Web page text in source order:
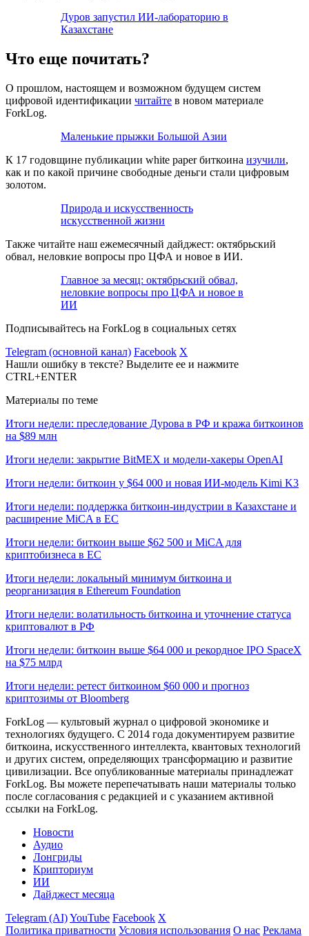
Дуров запустил ИИ-лабораторию в
Казахстане
Что еще почитать?
О прошлом, настоящем и возможном будущем систем
цифровой идентификации читайте в новом материале
ForkLog.
Маленькие прыжки Большой Азии
К 17 годовщине публикации white paper биткоина изучили,
как и по какой причине свободные деньги стали цифровым
золотом.
Природа и искусственность
искусственной жизни
Также читайте наш ежемесячный дайджест: октябрьский
обвал, неловкие вопросы про ЦФА и новое в ИИ.
Главное за месяц: октябрьский обвал,
неловкие вопросы про ЦФА и новое в
ИИ
Подписывайтесь на ForkLog в социальных сетях
Telegram (основной канал) Facebook X
Нашли ошибку в тексте? Выделите ее и нажмите
CTRL+ENTER
Материалы по теме
Итоги недели: преследование Дурова в РФ и кража биткоинов
на $89 млн
Итоги недели: закрытие BitMEX и модели-хакеры OpenAI
Итоги недели: биткоин у $64 000 и новая ИИ-модель Kimi K3
Итоги недели: поддержка биткоин-индустрии в Казахстане и
расширение MiCA в ЕС
Итоги недели: биткоин выше $62 500 и MiCA для
криптобизнеса в ЕС
Итоги недели: локальный минимум биткоина и
реорганизация в Ethereum Foundation
Итоги недели: волатильность биткоина и уточнение статуса
криптовалют в РФ
Итоги недели: биткоин выше $64 000 и рекордное IPO SpaceX
на $75 млрд
Итоги недели: ретест биткоином $60 000 и прогноз
криптозимы от Bloomberg
ForkLog — культовый журнал о цифровой экономике и
технологиях будущего. С 2014 года документируем развитие
биткоина, искусственного интеллекта, квантовых технологий
и других систем, определяющих трансформацию и развитие
цивилизации. Все опубликованные материалы принадлежат
ForkLog. Вы можете перепечатывать наши материалы только
после согласования с редакцией и с указанием активной
ссылки на ForkLog.
Новости
Аудио
Лонгриды
Крипториум
ИИ
Дайджест месяца
Telegram (AI)YouTube Facebook X
Политика приватности Условия использования О нас Реклама